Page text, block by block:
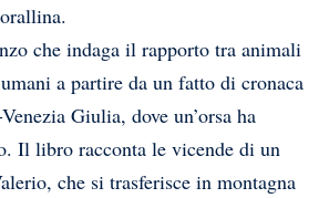
che indaga il rapporto tra animali
a partire da un fatto di cronaca
Giulia, dove un’orsa ha
Il libro racconta le vicende di un
che si trasferisce in montagna